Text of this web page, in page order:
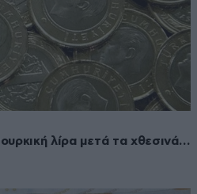
λίρα μετά τα χθεσινά…